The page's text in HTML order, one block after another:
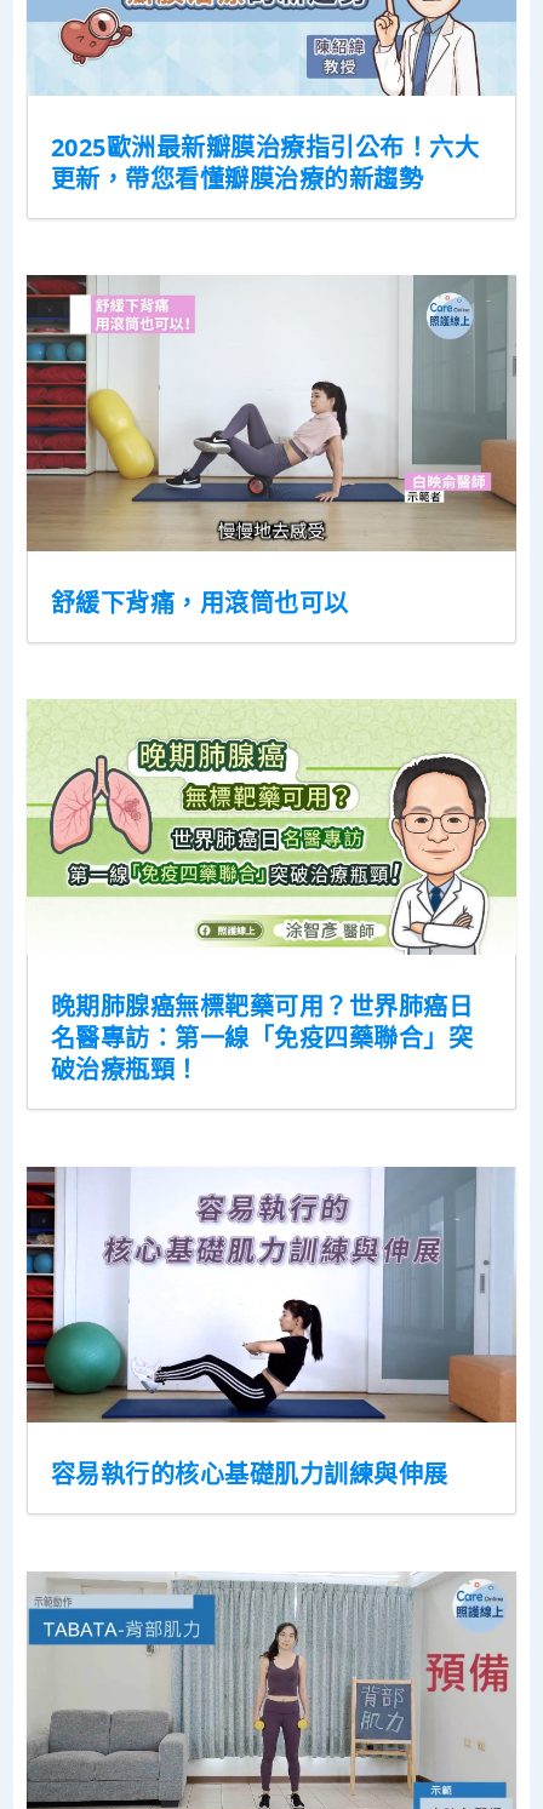
2025歐洲最新瓣膜治療指引公布！六大
更新，帶您看懂瓣膜治療的新趨勢
舒緩下背痛，用滾筒也可以
晚期肺腺癌無標靶藥可用？世界肺癌日
名醫專訪：第一線「免疫四藥聯合」突
破治療瓶頸！
容易執行的核心基礎肌力訓練與伸展